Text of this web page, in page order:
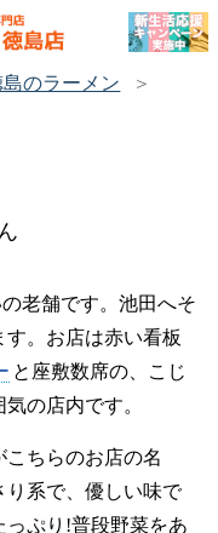
島のラーメン
老舗です。池田へそ
。お店は赤い看板
と座敷数席の、こじ
の店内です。
ちらのお店の名
系で、優しい味で
ぷり!普段野菜をあ